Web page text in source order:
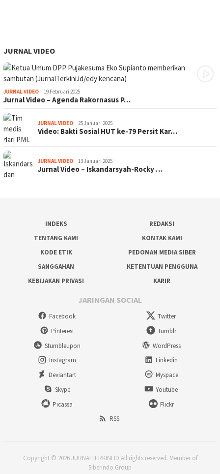
JURNAL VIDEO
JURNAL VIDEO 19 Februari 2025
Jurnal Video – Agenda Rakornasus P…
JURNAL VIDEO 25 Januari 2025
Video: Bakti Sosial HUT ke-79 Persit Kar…
JURNAL VIDEO 13 Januari 2025
Jurnal Video – Iskandarsyah-Rocky …
INDEKS
REDAKSI
TENTANG KAMI
KONTAK KAMI
KODE ETIK
PEDOMAN MEDIA SIBER
SANGGAHAN
KETENTUAN PENGGUNA
KEBIJAKAN PRIVASI
KARIR
JARINGAN SOCIAL
Facebook
Twitter
Pinterest
Tumblr
Stumbleupon
WordPress
Instagram
Linkedin
Deviantart
Myspace
Skype
Youtube
Picassa
Flickr
RSS
Copyright © 2026 JURNALTERKINI.ID All rights reserved. Member of
Siberindo Group